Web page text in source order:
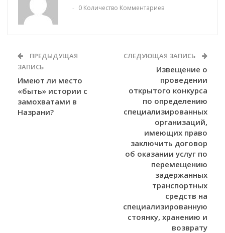
0 Количество Комментариев
ПРЕДЫДУЩАЯ
ЗАПИСЬ
Имеют ли место
«быть» истории с
замохватами в
Назрани?
СЛЕДУЮЩАЯ ЗАПИСЬ
Извещение о
проведении
открытого конкурса
по определению
специализированных
организаций,
имеющих право
заключить договор
об оказании услуг по
перемещению
задержанных
транспортных
средств на
специализированную
стоянку, хранению и
возврату